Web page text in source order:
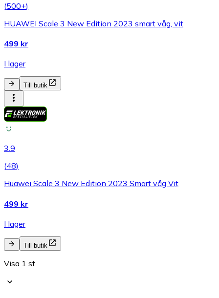
(500+)
HUAWEI Scale 3 New Edition 2023 smart våg, vit
499 kr
I lager
Till butik
3.9
(48)
Huawei Scale 3 New Edition 2023 Smart våg Vit
499 kr
I lager
Till butik
Visa 1 st